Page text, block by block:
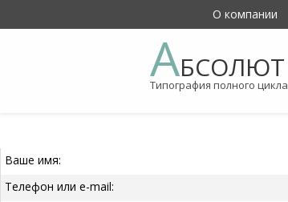
О компании
АБСОЛЮТ
Типография полного цикла
Ваше имя:
Телефон или e-mail: